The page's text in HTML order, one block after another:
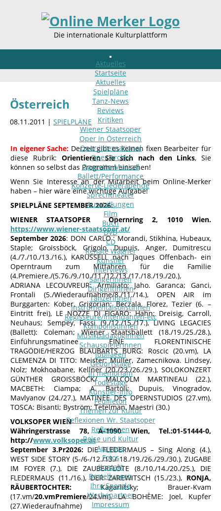
Die internationale Kulturplattform
Aktuelles
Startseite
Aktuelles
Spielpläne
Tanz-News
Reviews
Kritiken
Wiener Staatsoper
Oper in Österreich
Oper international
Oper Archiv
Operette-Musical
Ballett/Performance
Konzerte-Liederabende
Sprechtheater
Ausstellungen
Film
Buch
DVD
CD
Renate Wagner
Künstler
Interviews
SängerInnen
DirigentInnen
TänzerInnen
InstrumentalsolistInnen
Regisseure/Intendanten-etc
KomponistInnen
MusikpädagogInnen
SchauspielerInnen
Jubilaeen
Geburtstage
In memoriam
Todestage
Künstler-Info
Feuilleton
Themen zur Kultur
Reflexionen Wr. Staatsoper
Reflexionen
Reise und Kultur
Apropos
Fotos
Kontakt
Bestellungen
Ihre Spende
Werbepartner
Impressum
Österreich
08.11.2011 | SPIELPLÄNE
In eigener Sache: Derzeit gibt es keinen fixen Bearbeiter für
diese Rubrik: Orientieren Sie sich nach den Links, Sie
können so selbst das Programm einsehen!
Wenn Sie Interesse an der Mitarbeit beim Online-Merker
haben – hier wäre eine wichtige Aufgabe!
SPIELPLÄNE SEPTEMBER 2026:
WIENER STAATSOPER Opernring 2, 1010 Wien.
https://www.wiener-staatsoper.at/
September 2026: DON CARLO : Morandi, Stikhina, Hubeaux,
Staple; Groissböck, Grigolo, Dupuis, Anger, Dumitrescu
(4./7./10./13./16.), KARUSSELL nach Jaques Offenbach- ein
Operntraum zum Mitfahren für die Familie
(4.Premiere./(5.76./9./10./11./12./13./17./18./19./20.),
ADRIANA LECOUVREUR: Armiliato; Jaho. Garanca; Ganci,
Frontali (5./Wiederaufnahme/8./11./14.), OPEN AIR im
Burggarten: Kober, Grigorian; Beczala, Florez, Tezier (6. –
Eintritt frei), LE NOZZE DI FIGARO: Hahn; Dreisig, Carroll,
Neuhaus; Sempey, Fassi (9./12./15./17.), LIVING LEGACIES
(Ballett): Coleman; Wiener Staatsballett (18./19./25./28.),
Einführungsmatinee EINE FLORENTINISCHE
TRAGÖDIE/HERZOG BLAUBARTS BURG: Roscic (20.vm), LA
CLEMENZA DI TITO: Meister; Müller, Zamecnikova. Lindsey,
Nolz; Mokhoabane, Kellner (20./23./26./29.), SOLOKONZERT
GÜNTHER GROISSBÖCK/ MALCOLM MARTINEAU (22.),
MACBETH: Ciampa; A. Bartoli; Dupuis, Vinogradov,
Mavlyanov (24./27.), MATINEE DES OPERNSTUDIOS (27.vm),
TOSCA: Bisanti; Byström; Tetelman, Maestri (30.)
VOLKSOPER WIEN
Währingerstrasse 78, A-1090 Wien, Tel.:01-51444-0,
http://www.volksoper.at
September 3.Pr2026: DIE FLEDERMAUS – Sing Along (4.),
WEST SIDE STORY (5-/6-/12./13./ 18./19./26./29./30.), ZUGABE
IM FOYER (7.), DIE ZAUBERFLÖTE (8./10./14./20./25.), DIE
FLEDERMAUS (11./16.), DER ZAREWITSCH (15./23.), RONJA,
RÄUBERTOCHTER: Kagarlitsky; Brauer-Kvam
(17.vm/20.vmPremiere/24.vm), LA BOHÈME: Joel, Kupfer
(27.Wiederaufnahme)